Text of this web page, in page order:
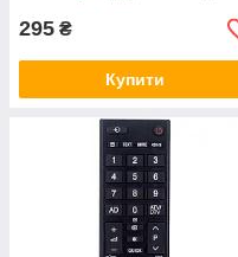
295 ₴
Купити